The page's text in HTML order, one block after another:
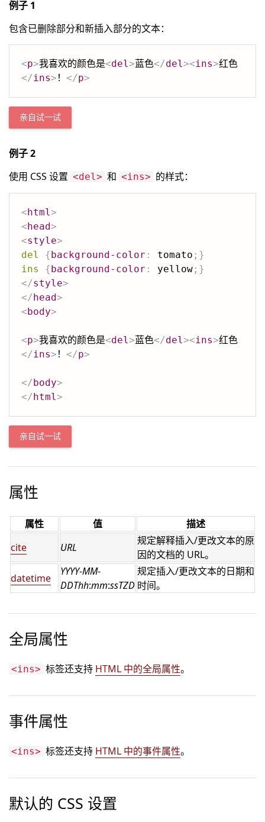
例子 1
包含已删除部分和新插入部分的文本：
<p>我喜欢的颜色是<del>蓝色</del><ins>红色
</ins> ！ </p>
亲自试一试
例子 2
使用 CSS 设置 <del> 和 <ins> 的样式：
<html>
<head>
<style>
del
{background-color : tomato ; }
ins
{background-color : yellow ; }
</style>
</head>
<body>
<p>我喜欢的颜色是<del>蓝色</del><ins>红色
</ins> ！ </p>
</body>
</html>
亲自试一试
属性
属性 值
描述
cite
URL
规定解释插入/更改文本的原
因的文档的 URL。
datetime
YYYY-MM-
DDThh:mm:ssTZD
规定插入/更改文本的日期和
时间。
全局属性
<ins> 标签还支持 HTML 中的全局属性。
事件属性
<ins> 标签还支持 HTML 中的事件属性。
默认的 CSS 设置